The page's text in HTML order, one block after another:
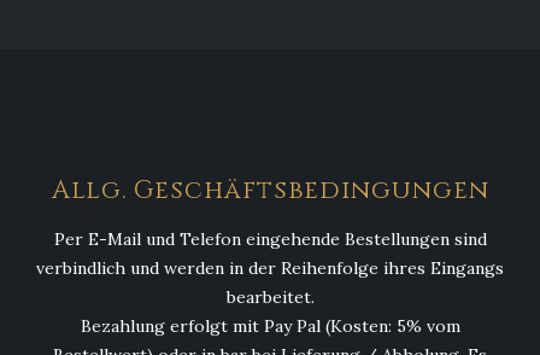
Allg. Geschäftsbedingungen
Per E-Mail und Telefon eingehende Bestellungen sind
verbindlich und werden in der Reihenfolge ihres Eingangs
bearbeitet.
Bezahlung erfolgt mit Pay Pal (Kosten: 5% vom